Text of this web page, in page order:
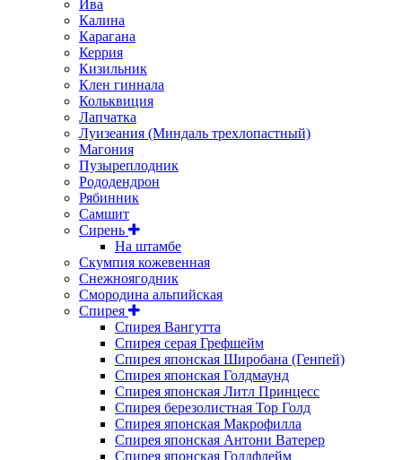
Ива
Калина
Карагана
Керрия
Кизильник
Клен гиннала
Кольквиция
Лапчатка
Луизеания (Миндаль трехлопастный)
Магония
Пузыреплодник
Рододендрон
Рябинник
Самшит
Сирень
На штамбе
Скумпия кожевенная
Снежноягодник
Смородина альпийская
Спирея
Спирея Вангутта
Спирея серая Грефшейм
Спирея японская Широбана (Генпей)
Спирея японская Голдмаунд
Спирея японская Литл Принцесс
Спирея березолистная Тор Голд
Спирея японская Макрофилла
Спирея японская Антони Ватерер
Спирея японская Голдфлейм